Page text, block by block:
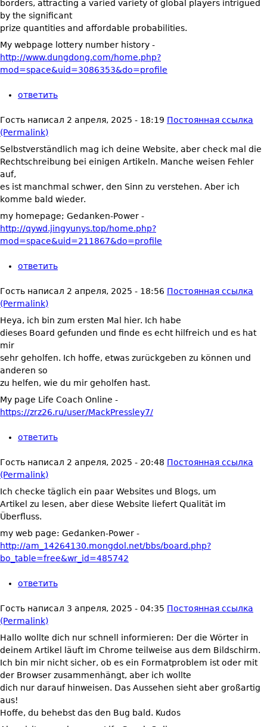
borders, attracting a varied variety of global players intrigued
by the significant
prize quantities and affordable probabilities.
My webpage lottery number history -
http://www.dungdong.com/home.php?
mod=space&uid=3086353&do=profile
ответить
Гость написал 2 апреля, 2025 - 18:19 Постоянная ссылка
(Permalink)
Selbstverständlich mag ich deine Website, aber check mal die
Rechtschreibung bei einigen Artikeln. Manche weisen Fehler
auf,
es ist manchmal schwer, den Sinn zu verstehen. Aber ich
komme bald wieder.
my homepage; Gedanken-Power -
http://qywd.jingyunys.top/home.php?
mod=space&uid=211867&do=profile
ответить
Гость написал 2 апреля, 2025 - 18:56 Постоянная ссылка
(Permalink)
Heya, ich bin zum ersten Mal hier. Ich habe
dieses Board gefunden und finde es echt hilfreich und es hat
mir
sehr geholfen. Ich hoffe, etwas zurückgeben zu können und
anderen so
zu helfen, wie du mir geholfen hast.
My page Life Coach Online -
https://zrz26.ru/user/MackPressley7/
ответить
Гость написал 2 апреля, 2025 - 20:48 Постоянная ссылка
(Permalink)
Ich checke täglich ein paar Websites und Blogs, um
Artikel zu lesen, aber diese Website liefert Qualität im
Überfluss.
my web page: Gedanken-Power -
http://am_14264130.mongdol.net/bbs/board.php?
bo_table=free&wr_id=485742
ответить
Гость написал 3 апреля, 2025 - 04:35 Постоянная ссылка
(Permalink)
Hallo wollte dich nur schnell informieren: Der die Wörter in
deinem Artikel läuft im Chrome teilweise aus dem Bildschirm.
Ich bin mir nicht sicher, ob es ein Formatproblem ist oder mit
der Browser zusammenhängt, aber ich wollte
dich nur darauf hinweisen. Das Aussehen sieht aber großartig
aus!
Hoffe, du behebst das den Bug bald. Kudos